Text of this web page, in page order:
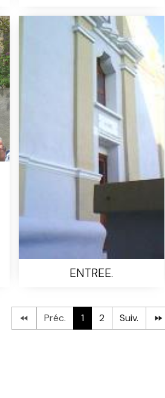
ENTREE.
Préc. 1 2 Suiv.